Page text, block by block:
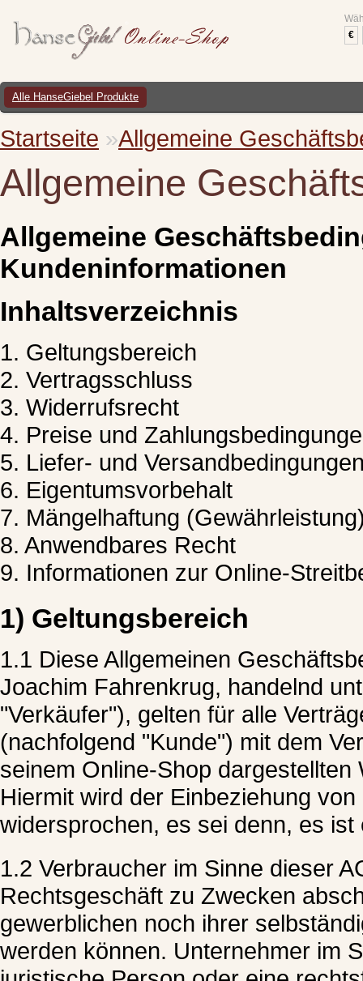
€
Alle HanseGiebel Produkte
Startseite »Allgemeine
Allgemeine
Allgemeine
Kundeninformationen
Inhaltsverzeichnis
1. Geltungsbereich
2. Vertragsschluss
3. Widerrufsrecht
4. Preise und
5. Liefer- und
6. Eigentumsvorbehalt
7. Mängelhaftung
8. Anwendbares Recht
9. Informationen zur Online-
1) Geltungsbereich
1.1 Diese Allgemeinen
Joachim Fahrenkrug, handelnd
"Verkäufer"), gelten für alle
(nachfolgend "Kunde") mit dem
seinem Online-Shop
Hiermit wird der Einbeziehung
widersprochen, es sei denn, es
1.2 Verbraucher im Sinne dieser
Rechtsgeschäft zu Zwecken
gewerblichen noch ihrer
werden können. Unternehmer im